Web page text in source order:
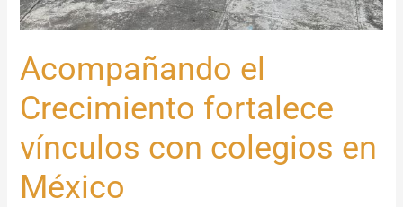
Acompañando el
Crecimiento fortalece
vínculos con colegios en
México